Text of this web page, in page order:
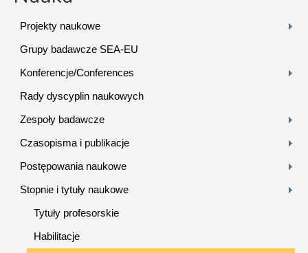
Projekty naukowe
Grupy badawcze SEA-EU
Konferencje/Conferences
Rady dyscyplin naukowych
Zespoły badawcze
Czasopisma i publikacje
Postępowania naukowe
Stopnie i tytuły naukowe
Tytuły profesorskie
Habilitacje